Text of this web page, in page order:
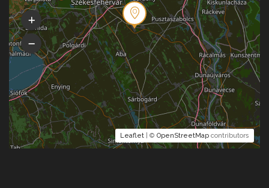
Leaflet | © OpenStreetMap contributors